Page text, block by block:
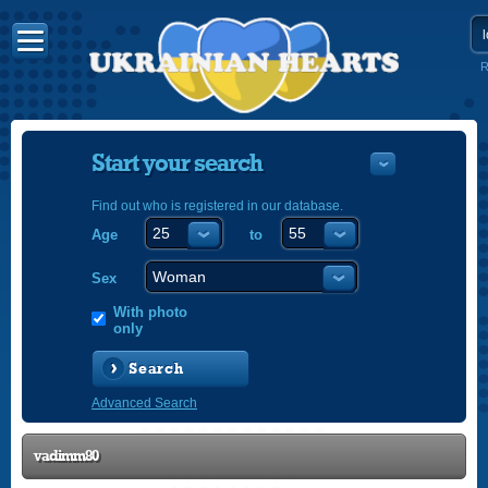
Start your search
Find out who is registered in our database.
Age to
Sex
With photo
only
Search
Advanced Search
vadimm80